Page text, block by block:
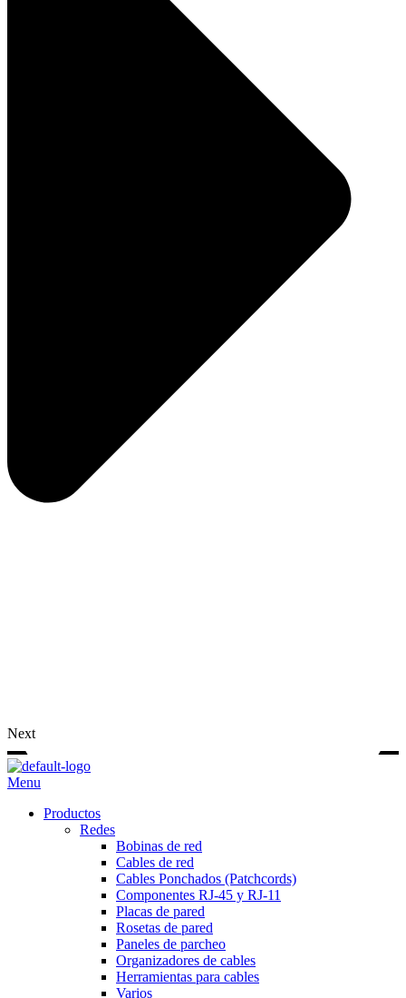
Next
Menu
Productos
Redes
Bobinas de red
Cables de red
Cables Ponchados (Patchcords)
Componentes RJ-45 y RJ-11
Placas de pared
Rosetas de pared
Paneles de parcheo
Organizadores de cables
Herramientas para cables
Varios